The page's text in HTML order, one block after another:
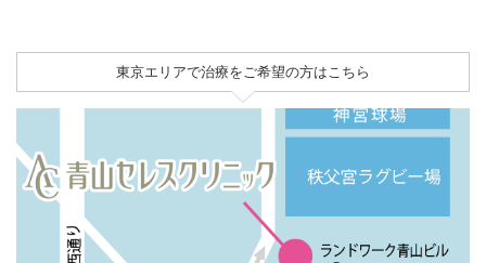
東京エリアで治療をご希望の方はこちら